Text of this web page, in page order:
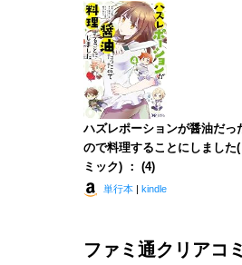
ハズレポーションが醤油だっ
ので料理することにしました(
ミック) ： (4)
単行本 kindle
ファミ通クリアコ